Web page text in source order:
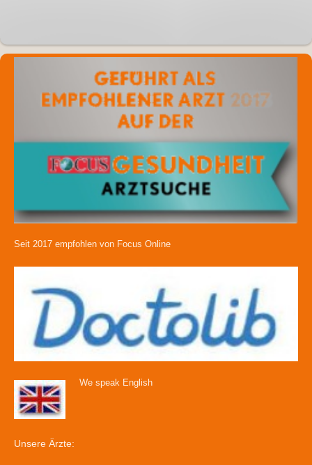
Seit 2017 empfohlen von Focus Online
We speak English
Unsere Ärzte: